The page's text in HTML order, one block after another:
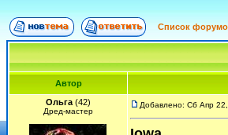
Список
Автор
Ольга(42)
Дред-мастер
Добавлено: Сб Апр